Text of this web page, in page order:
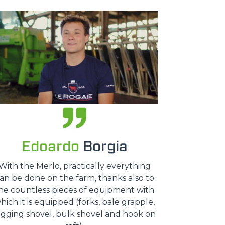
Edoardo Borgia
the Merlo, practically everything
be done on the farm, thanks also to
countless pieces of equipment with
it is equipped (forks, bale grapple,
shovel, bulk shovel and hook on